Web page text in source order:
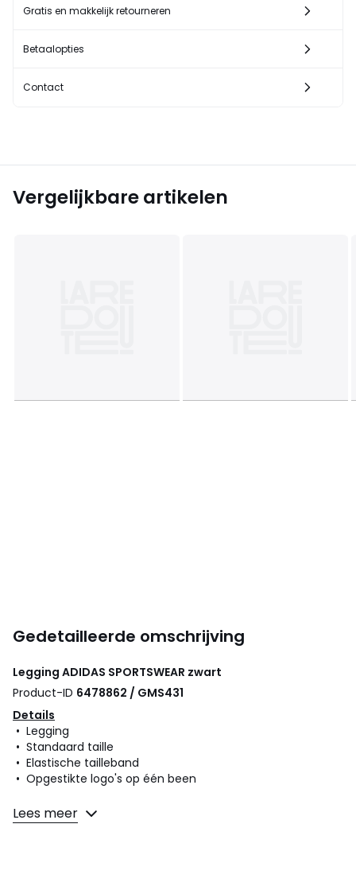
Gratis en makkelijk retourneren
Betaalopties
Contact
Vergelijkbare artikelen
Gedetailleerde omschrijving
Legging ADIDAS SPORTSWEAR zwart
Product-ID 6478862 / GMS431
Details
• Legging
• Standaard taille
• Elastische tailleband
• Opgestikte logo's op één been
Samenstelling en onderhoud
• 93% katoen, 7% elasthan
Lees meer